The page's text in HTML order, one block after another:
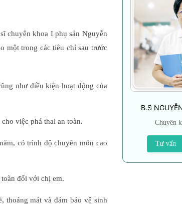
chuyên khoa I phụ sản Nguyễn
một trong các tiêu chí sau trước
như điều kiện hoạt động của
việc phá thai an toàn.
có trình độ chuyên môn cao
đối với chị em.
thoáng mát và đảm bảo vệ sinh
B.S
Chuyên
Tư vấn